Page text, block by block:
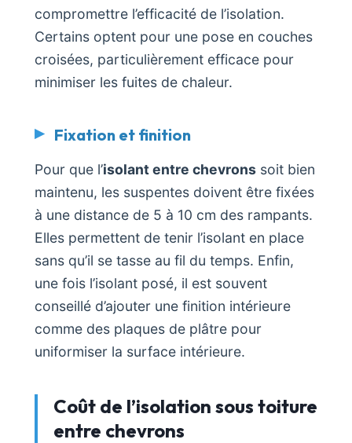
compromettre l’efficacité de l’isolation.
Certains optent pour une pose en couches
croisées, particulièrement efficace pour
minimiser les fuites de chaleur.
Fixation et finition
Pour que l’isolant entre chevrons soit bien
maintenu, les suspentes doivent être fixées
à une distance de 5 à 10 cm des rampants.
Elles permettent de tenir l’isolant en place
sans qu’il se tasse au fil du temps. Enfin,
une fois l’isolant posé, il est souvent
conseillé d’ajouter une finition intérieure
comme des plaques de plâtre pour
uniformiser la surface intérieure.
Coût de l’isolation sous toiture
entre chevrons